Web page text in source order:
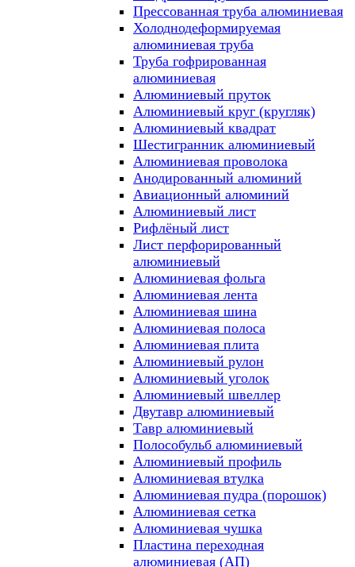
Прессованная труба алюминиевая
Холоднодеформируемая
алюминиевая труба
Труба гофрированная
алюминиевая
Алюминиевый пруток
Алюминиевый круг (кругляк)
Алюминиевый квадрат
Шестигранник алюминиевый
Алюминиевая проволока
Анодированный алюминий
Авиационный алюминий
Алюминиевый лист
Рифлёный лист
Лист перфорированный
алюминиевый
Алюминиевая фольга
Алюминиевая лента
Алюминиевая шина
Алюминиевая полоса
Алюминиевая плита
Алюминиевый рулон
Алюминиевый уголок
Алюминиевый швеллер
Двутавр алюминиевый
Тавр алюминиевый
Полособульб алюминиевый
Алюминиевый профиль
Алюминиевая втулка
Алюминиевая пудра (порошок)
Алюминиевая сетка
Алюминиевая чушка
Пластина переходная
алюминиевая (АП)